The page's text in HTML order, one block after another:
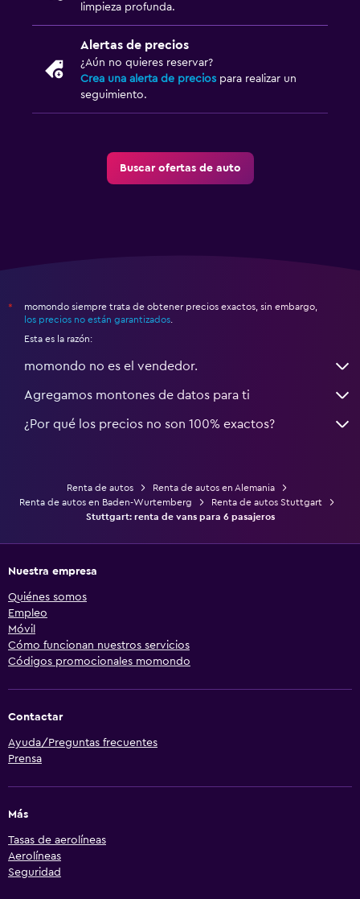
limpieza profunda.
Alertas de precios
¿Aún no quieres reservar?
Crea una alerta de precios para realizar un
seguimiento.
Buscar ofertas de auto
*
momondo siempre trata de obtener precios exactos, sin embargo,
los precios no están garantizados.
Esta es la razón:
momondo no es el vendedor.
Agregamos montones de datos para ti
¿Por qué los precios no son 100% exactos?
Renta de autos
Renta de autos en Alemania
Renta de autos en Baden-Wurtemberg
Renta de autos Stuttgart
Stuttgart: renta de vans para 6 pasajeros
Nuestra empresa
Quiénes somos
Empleo
Móvil
Cómo funcionan nuestros servicios
Códigos promocionales momondo
Contactar
Ayuda/Preguntas frecuentes
Prensa
Más
Tasas de aerolíneas
Aerolíneas
Seguridad